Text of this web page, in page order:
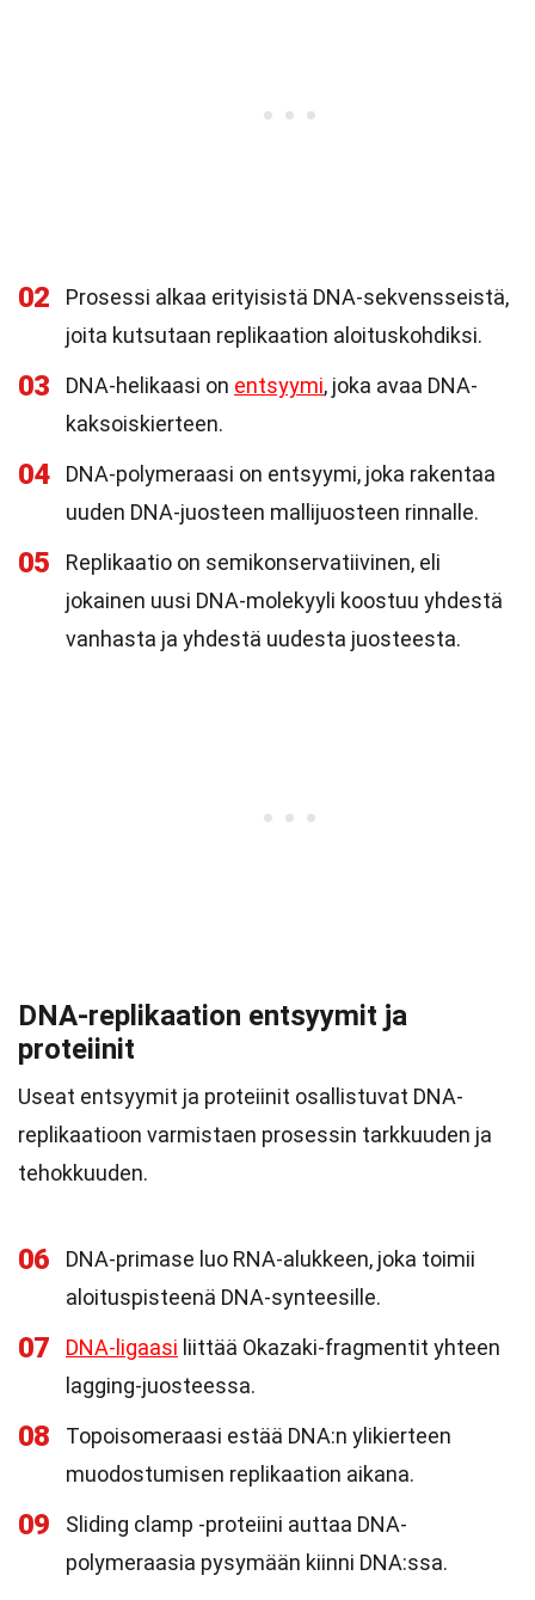
02
Prosessi alkaa erityisistä DNA-sekvensseistä,
joita kutsutaan replikaation aloituskohdiksi.
03 DNA-helikaasi on entsyymi, joka avaa DNA-
kaksoiskierteen.
04
DNA-polymeraasi on entsyymi, joka rakentaa
uuden DNA-juosteen mallijuosteen rinnalle.
05
Replikaatio on semikonservatiivinen, eli
jokainen uusi DNA-molekyyli koostuu yhdestä
vanhasta ja yhdestä uudesta juosteesta.
DNA-replikaation entsyymit ja
proteiinit
Useat entsyymit ja proteiinit osallistuvat DNA-
replikaatioon varmistaen prosessin tarkkuuden ja
tehokkuuden.
06
DNA-primase luo RNA-alukkeen, joka toimii
aloituspisteenä DNA-synteesille.
07 DNA-ligaasi liittää Okazaki-fragmentit yhteen
lagging-juosteessa.
08
Topoisomeraasi estää DNA:n ylikierteen
muodostumisen replikaation aikana.
09
Sliding clamp -proteiini auttaa DNA-
polymeraasia pysymään kiinni DNA:ssa.